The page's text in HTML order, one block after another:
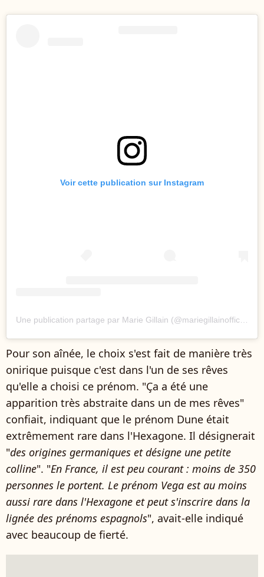
Voir cette publication sur Instagram
Pour son aînée, le choix s'est fait de manière très
onirique puisque c'est dans l'un de ses rêves
qu'elle a choisi ce prénom. "Ça a été une
apparition très abstraite dans un de mes rêves"
confiait, indiquant que le prénom Dune était
extrêmement rare dans l'Hexagone. Il désignerait
"des origines germaniques et désigne une petite
colline". "En France, il est peu courant : moins de 350
personnes le portent. Le prénom Vega est au moins
aussi rare dans l'Hexagone et peut s'inscrire dans la
lignée des prénoms espagnols", avait-elle indiqué
avec beaucoup de fierté.